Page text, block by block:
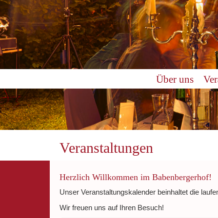
Über uns
Veranstaltungen
Herzlich Willkommen im Babenbergerhof!
Unser Veranstaltungskalender beinhaltet die
Wir freuen uns auf Ihren Besuch!
0:00
2:00
5:00